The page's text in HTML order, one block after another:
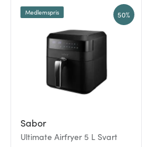
Sabor
Ultimate Airfryer 5 L Svart
Medlemspris 50%